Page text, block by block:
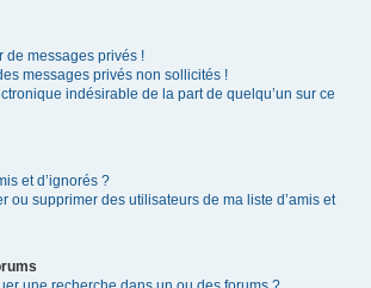
de messages privés !
messages privés non sollicités !
indésirable de la part de quelqu’un sur ce
et d’ignorés ?
ou supprimer des utilisateurs de ma liste d’amis et